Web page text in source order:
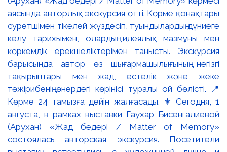
аясында авторлық экскурсия өтті. Көрме қонақтары
суретшімен тікелей жүздесіп, туындылардың дүниеге
келу тарихымен, олардың идеялық мазмұны мен
көркемдік ерекшеліктерімен танысты. Экскурсия
барысында автор өз шығармашылығының негізгі
тақырыптары мен жад, естелік және жеке
тәжірибенің өнердегі көрінісі туралы ой бөлісті. 📍
Көрме 24 тамызға дейін жалғасады. ⚜️ Сегодня, 1
августа, в рамках выставки Гаухар Бисенгалиевой
(Арухан) «Жад бедері / Matter of Memory»
состоялась авторская экскурсия. Посетители